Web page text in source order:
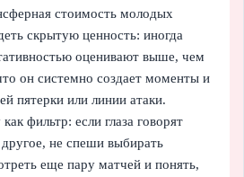
стоимость молодых
скрытую ценность: иногда
оценивают выше, чем
он системно создает моменты и
пятерки или линии атаки.
фильтр: если глаза говорят
не спеши выбирать
еще пару матчей и понять,